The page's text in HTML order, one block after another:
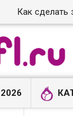
Как сделать